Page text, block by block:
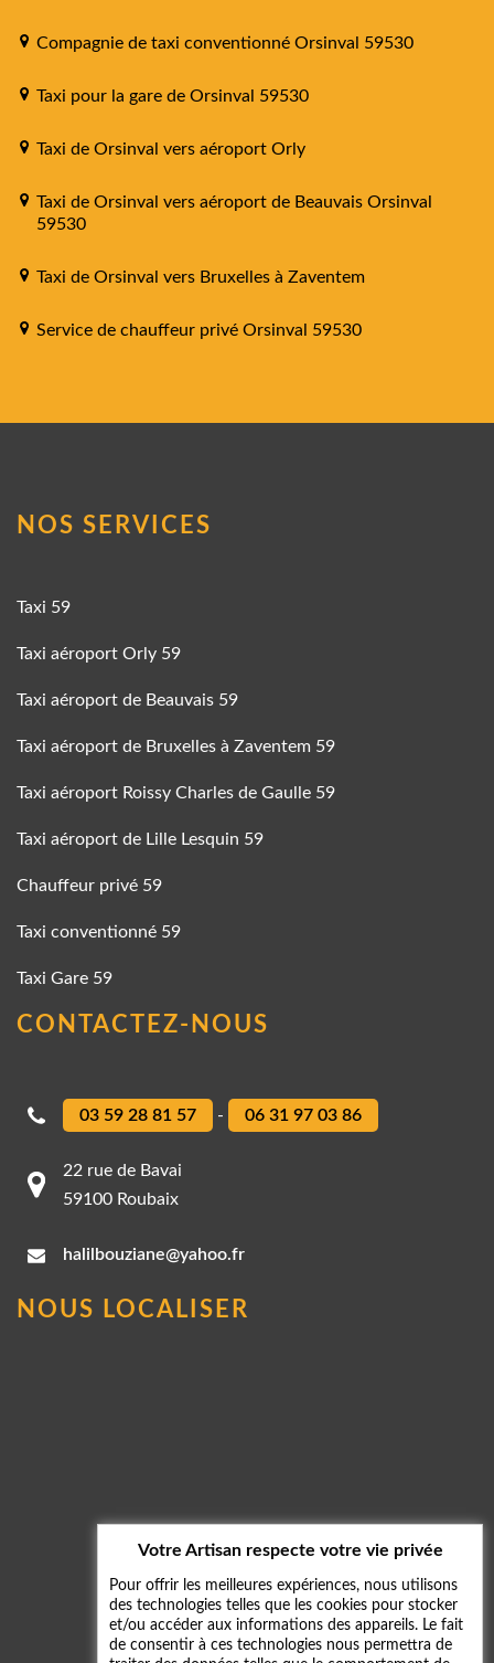
Compagnie de taxi conventionné Orsinval 59530
Taxi pour la gare de Orsinval 59530
Taxi de Orsinval vers aéroport Orly
Taxi de Orsinval vers aéroport de Beauvais Orsinval
59530
Taxi de Orsinval vers Bruxelles à Zaventem
Service de chauffeur privé Orsinval 59530
NOS SERVICES
Taxi 59
Taxi aéroport Orly 59
Taxi aéroport de Beauvais 59
Taxi aéroport de Bruxelles à Zaventem 59
Taxi aéroport Roissy Charles de Gaulle 59
Taxi aéroport de Lille Lesquin 59
Chauffeur privé 59
Taxi conventionné 59
Taxi Gare 59
CONTACTEZ-NOUS
03 59 28 81 57 - 06 31 97 03 86
22 rue de Bavai
59100 Roubaix
halilbouziane@yahoo.fr
NOUS LOCALISER
Votre Artisan respecte votre vie privée
Pour offrir les meilleures expériences, nous utilisons
des technologies telles que les cookies pour stocker
et/ou accéder aux informations des appareils. Le fait
de consentir à ces technologies nous permettra de